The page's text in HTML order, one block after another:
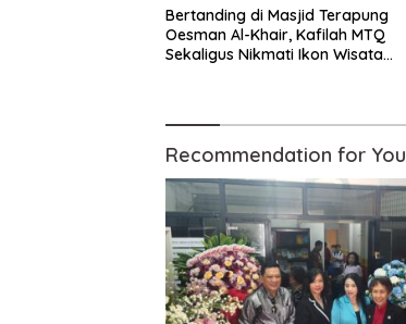
Bertanding di Masjid Terapung
Oesman Al-Khair, Kafilah MTQ
Sekaligus Nikmati Ikon Wisata
Recommendation for You